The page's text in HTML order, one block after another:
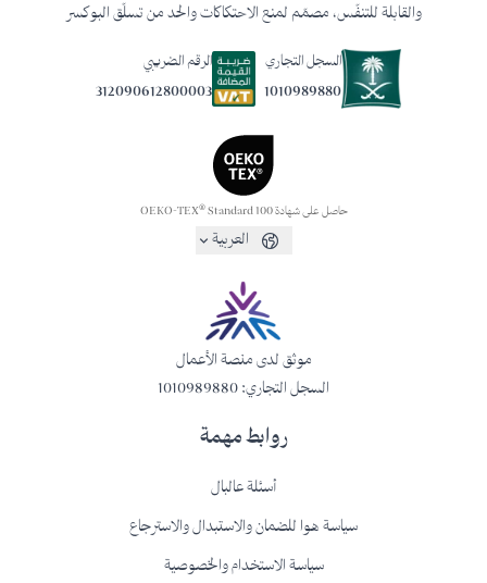
روابط مهمة
أسئلة عالبال
سياسة هوا للضمان والاستبدال والاسترجاع
سياسة الاستخدام والخصوصية
والقابلة للتنفّس، مصمّم لمنع الاحتكاكات والحد من تسلّق البوكسر
السجل التجاري
1010989880
الرقم الضريبي
312090612800003
حاصل على شهادة OEKO-TEX® Standard 100
العربية
موثق لدى منصة الأعمال
السجل التجاري: 1010989880